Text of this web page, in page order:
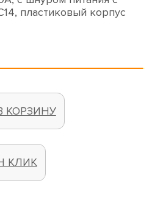
пластиковый корпус
КОРЗИНУ
КЛИК